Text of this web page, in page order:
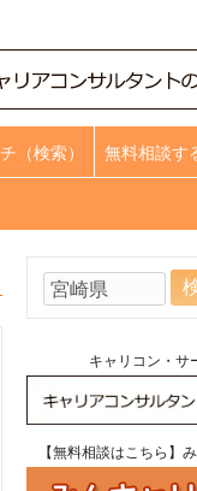
（検索） 無料相談す
検
キャリコン・サ
【無料相談はこちら】